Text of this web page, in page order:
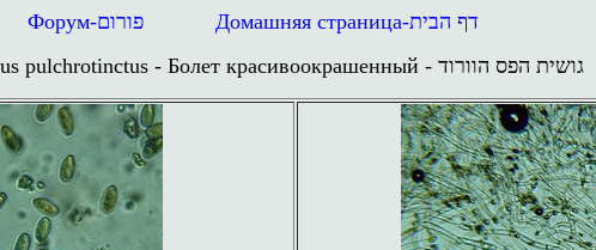
Форум-פורום Домашняя страница-דף הבית
pulchrotinctus- Болет красивоокрашенный - גושית הפס הוורוד